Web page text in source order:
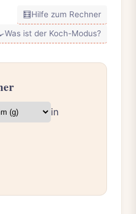
🧮Hilfe zum Rechner
Was ist der Koch-Modus?
in